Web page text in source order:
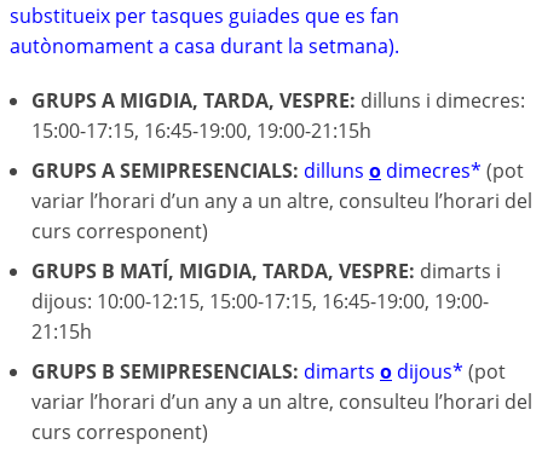
substitueix per tasques guiades que es fan
autònomament a casa durant la setmana).
GRUPS A MIGDIA, TARDA, VESPRE: dilluns i dimecres:
15:00-17:15, 16:45-19:00, 19:00-21:15h
GRUPS A SEMIPRESENCIALS: dilluns o dimecres* (pot
variar l’horari d’un any a un altre, consulteu l’horari del
curs corresponent)
GRUPS B MATÍ, MIGDIA, TARDA, VESPRE: dimarts i
dijous: 10:00-12:15, 15:00-17:15, 16:45-19:00, 19:00-
21:15h
GRUPS B SEMIPRESENCIALS: dimarts o dijous* (pot
variar l’horari d’un any a un altre, consulteu l’horari del
curs corresponent)